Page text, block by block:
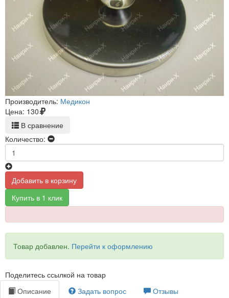
Производитель: Медикон
Цена: 130
В сравнение
Количество:
Добавить в корзину
Купить в 1 клик
Товар добавлен. Перейти к оформлению
Поделитесь ссылкой на товар
Описание
Задать вопрос Отзывы